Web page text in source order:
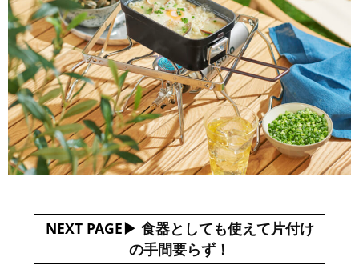
NEXT PAGE
食器としても使えて片付け
の手間要らず！